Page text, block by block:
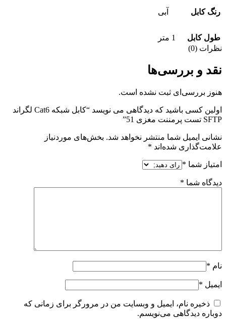
رنگ کابل آبی
طول کابل
1 متر
نظرات (0)
نقد و بررسی‌ها
هنوز بررسی‌ای ثبت نشده است.
اولین کسی باشید که دیدگاهی می نویسد “کابل شبکه Cat6 لگراند
SFTP تست پرمننت مغزی 51”
نشانی ایمیل شما منتشر نخواهد شد. بخش‌های موردنیاز
علامت‌گذاری شده‌اند *
امتیاز شما *
دیدگاه شما *
نام *
ایمیل *
ذخیره نام، ایمیل و وبسایت من در مرورگر برای زمانی که
دوباره دیدگاهی می‌نویسم.